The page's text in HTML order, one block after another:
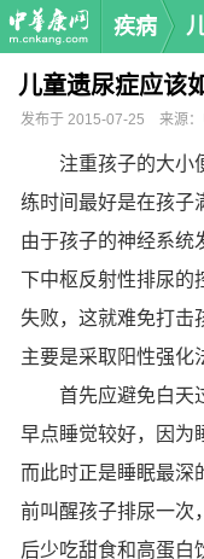
疾病
儿童遗尿症应该
发布于 2015-07-25 来源：
注重孩子的大小便
练时间最好是在孩子
由于孩子的神经系统
下中枢反射性排尿的
失败，这就难免打击
主要是采取阳性强化
首先应避免白天过
早点睡觉较好，因为
而此时正是睡眠最深
前叫醒孩子排尿一次
后少吃甜食和高蛋白